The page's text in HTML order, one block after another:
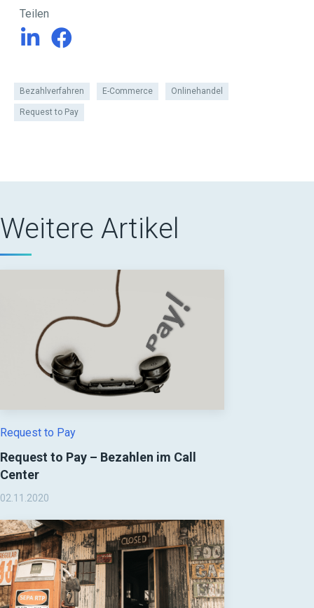
Teilen
Bezahlverfahren E-Commerce Onlinehandel
Request to Pay
Weitere Artikel
Request to Pay
Request to Pay – Bezahlen im Call
Center
02.11.2020